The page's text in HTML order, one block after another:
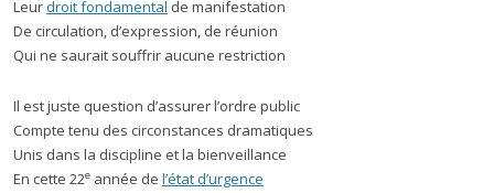
Leurdroit fondamental de manifestation
De circulation, d’expression, de réunion
Qui ne saurait souffrir aucune restriction
Il est juste question d’assurer l’ordre public
Compte tenu des circonstances dramatiques
Unis dans la discipline et la bienveillance
En cette 22e année de l’état d’urgence